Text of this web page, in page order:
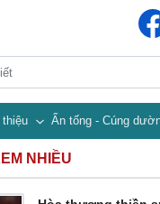
Ấn tống - Cúng
NHIỀU